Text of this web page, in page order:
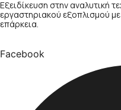
Εξειδίκευση στην αναλυτική
εργαστηριακού εξοπλισμού με
επάρκεια.
Facebook